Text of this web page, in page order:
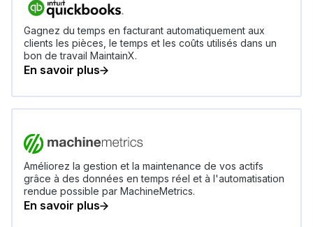
Gagnez du temps en facturant automatiquement aux
clients les pièces, le temps et les coûts utilisés dans un
bon de travail MaintainX.
En savoir plus
Améliorez la gestion et la maintenance de vos actifs
grâce à des données en temps réel et à l'automatisation
rendue possible par MachineMetrics.
En savoir plus